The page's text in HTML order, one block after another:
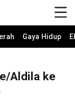
Gaya Hidup
Aldila ke